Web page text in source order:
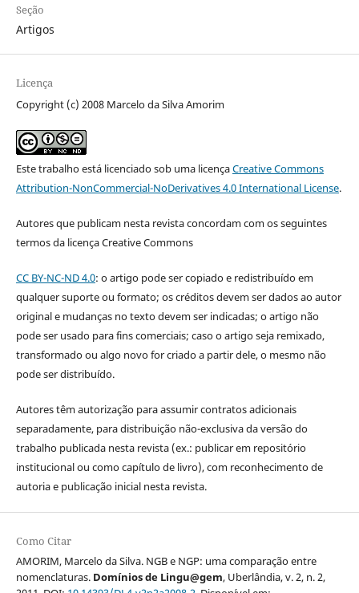
Seção
Artigos
Licença
Copyright (c) 2008 Marcelo da Silva Amorim
Este trabalho está licenciado sob uma licençaCreative Commons
Attribution-NonCommercial-NoDerivatives 4.0 International License.
Autores que publicam nesta revista concordam com os seguintes
termos da licença Creative Commons
CC BY-NC-ND 4.0: o artigo pode ser copiado e redistribuído em
qualquer suporte ou formato; os créditos devem ser dados ao autor
original e mudanças no texto devem ser indicadas; o artigo não
pode ser usado para fins comerciais; caso o artigo seja remixado,
transformado ou algo novo for criado a partir dele, o mesmo não
pode ser distribuído.
Autores têm autorização para assumir contratos adicionais
separadamente, para distribuição não-exclusiva da versão do
trabalho publicada nesta revista (ex.: publicar em repositório
institucional ou como capítulo de livro), com reconhecimento de
autoria e publicação inicial nesta revista.
Como Citar
AMORIM, Marcelo da Silva. NGB e NGP: uma comparação entre
nomenclaturas. Domínios de Lingu@gem, Uberlândia, v. 2, n. 2,